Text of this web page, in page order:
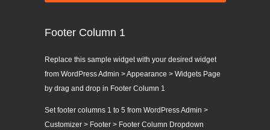
Footer Column 1
Replace this sample widget with your desired widget
from WordPress Admin > Appearance > Widgets Page
by drag and drop in Footer Column 1
Set footer columns 1 to 5 from WordPress Admin >
Customizer > Footer > Footer Column Dropdown